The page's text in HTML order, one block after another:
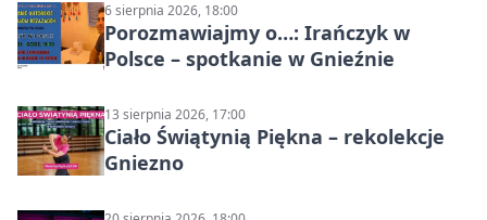
6 sierpnia 2026, 18:00
Porozmawiajmy o…: Irańczyk w
Polsce – spotkanie w Gnieźnie
13 sierpnia 2026, 17:00
Ciało Świątynią Piękna – rekolekcje
Gniezno